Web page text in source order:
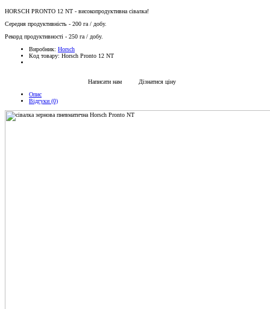
HORSCH PRONTO 12 NT - високопродуктивна сівалка!
Середня продуктивність - 200 га / добу.
Рекорд продуктивності - 250 га / добу.
Виробник: Horsсh
Код товару: Horsch Pronto 12 NT
Написати нам
Дізнатися ціну
Опис
Відгуки (0)